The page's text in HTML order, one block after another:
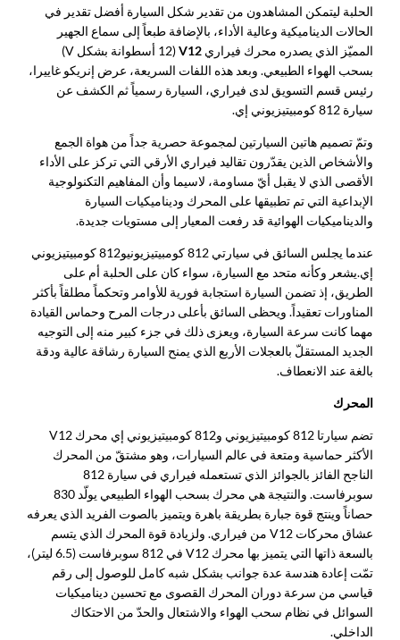
الحلبة ليتمكن المشاهدون من تقدير شكل السيارة أفضل تقدير في
الحالات الديناميكية وعالية الأداء، بالإضافة طبعاً إلى سماع الجهير
المميّز الذي يصدره محرك فيراري V12
(12 أسطوانة بشكل V)
بسحب الهواء الطبيعي. وبعد هذه اللفات السريعة، عرض إنريكو غاييرا،
رئيس قسم التسويق لدى فيراري، السيارة رسمياً ثم الكشف عن
سيارة 812 كومبيتيزيوني إي.
وتمّ تصميم هاتين السيارتين لمجموعة حصرية جداً من هواة الجمع
والأشخاص الذين يقدّرون تقاليد فيراري الأرقي التي تركز على الأداء
الأقصى الذي لا يقبل أيّ مساومة، لاسيما وأن المفاهيم التكنولوجية
الإبداعية التي تم تطبيقها على المحرك وديناميكيات السيارة
والديناميكيات الهوائية قد رفعت المعيار إلى مستويات جديدة.
عندما يجلس السائق في سيارتي 812 كومبيتيزيوني
و812 كومبيتيزيوني
إي.يشعر وكأنه متحد مع السيارة، سواء كان على الحلبة أم على
الطريق، إذ تضمن السيارة استجابة فورية للأوامر وتحكماً مطلقاً بأكثر
المناورات تعقيداً. ويحظى السائق بأعلى درجات المرح وحماس القيادة
مهما كانت سرعة السيارة، ويعزى ذلك في جزء كبير منه إلى التوجيه
الجديد المستقلّ بالعجلات الأربع الذي يمنح السيارة رشاقة عالية ودقة
بالغة عند الانعطاف.
المحرك
تضم سيارتا 812 كومبيتيزيوني و812 كومبيتيزيوني إي محرك V12
الأكثر حماسية ومتعة في عالم السيارات، وهو مشتقّ من المحرك
الناجح الفائز بالجوائز الذي تستعمله فيراري في سيارة 812
سوبرفاست. والنتيجة هي محرك بسحب الهواء الطبيعي يولّد 830
حصاناً وينتج قوة جبارة بطريقة باهرة ويتميز بالصوت الفريد الذي يعرفه
عشاق محركات V12 من فيراري. ولزيادة قوة المحرك الذي يتسم
بالسعة ذاتها التي يتميز بها محرك V12 في 812 سوبرفاست (6.5 ليتر)،
تمّت إعادة هندسة عدة جوانب بشكل شبه كامل للوصول إلى رقم
قياسي من سرعة دوران المحرك القصوى مع تحسين ديناميكيات
السوائل في نظام سحب الهواء والاشتعال والحدّ من الاحتكاك
الداخلي.